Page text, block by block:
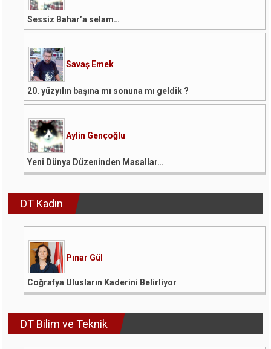
Sessiz Bahar’a selam…
Savaş Emek
20. yüzyılın başına mı sonuna mı geldik ?
Aylin Gençoğlu
Yeni Dünya Düzeninden Masallar…
DT Kadın
Pınar Gül
Coğrafya Ulusların Kaderini Belirliyor
DT Bilim ve Teknik